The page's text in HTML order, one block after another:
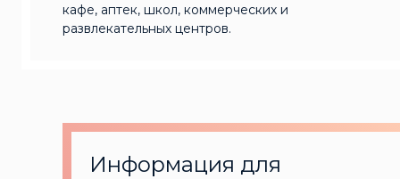
кафе, аптек, школ, коммерческих и
развлекательных центров.
Информация для